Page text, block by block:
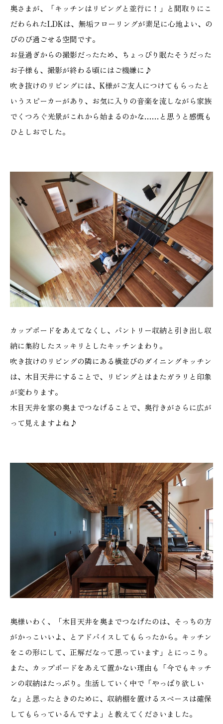
10:00〜19:00 水曜定休 10:00〜19:00 水曜定休
奥さまが、「キッチンはリビングと並行に！」と間取りにこ
だわられたLDKは、無垢フローリングが素足に心地よい、の
びのび過ごせる空間です。
お昼過ぎからの撮影だったため、ちょっぴり眠たそうだった
お子様も、撮影が終わる頃にはご機嫌に♪
吹き抜けのリビングには、K様がご友人につけてもらったと
いうスピーカーがあり、お気に入りの音楽を流しながら家族
でくつろぐ光景がこれから始まるのかな……と思うと感慨も
ひとしおでした。
カップボードをあえてなくし、パントリー収納と引き出し収
納に集約したスッキリとしたキッチンまわり。
吹き抜けのリビングの隣にある横並びのダイニングキッチン
は、木目天井にすることで、リビングとはまたガラリと印象
が変わります。
木目天井を家の奥までつなげることで、奥行きがさらに広が
って見えますよね♪
奥様いわく、「木目天井を奥までつなげたのは、そっちの方
がかっこいいよ、とアドバイスしてもらったから。キッチン
をこの形にして、正解だなって思っています」とにっこり。
また、カップボードをあえて置かない理由も「今でもキッチ
ンの収納はたっぷり。生活していく中で「やっぱり欲しい
な」と思ったときのために、収納棚を置けるスペースは確保
してもらっているんですよ」と教えてくださいました。